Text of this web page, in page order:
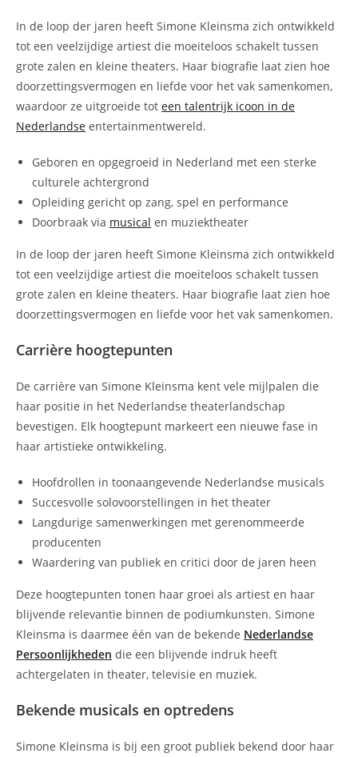
In de loop der jaren heeft Simone Kleinsma zich ontwikkeld
tot een veelzijdige artiest die moeiteloos schakelt tussen
grote zalen en kleine theaters. Haar biografie laat zien hoe
doorzettingsvermogen en liefde voor het vak samenkomen,
waardoor ze uitgroeide tot een talentrijk icoon in de
Nederlandse entertainmentwereld.
Geboren en opgegroeid in Nederland met een sterke
culturele achtergrond
Opleiding gericht op zang, spel en performance
Doorbraak via musical en muziektheater
In de loop der jaren heeft Simone Kleinsma zich ontwikkeld
tot een veelzijdige artiest die moeiteloos schakelt tussen
grote zalen en kleine theaters. Haar biografie laat zien hoe
doorzettingsvermogen en liefde voor het vak samenkomen.
Carrière hoogtepunten
De carrière van Simone Kleinsma kent vele mijlpalen die
haar positie in het Nederlandse theaterlandschap
bevestigen. Elk hoogtepunt markeert een nieuwe fase in
haar artistieke ontwikkeling.
Hoofdrollen in toonaangevende Nederlandse musicals
Succesvolle solovoorstellingen in het theater
Langdurige samenwerkingen met gerenommeerde
producenten
Waardering van publiek en critici door de jaren heen
Deze hoogtepunten tonen haar groei als artiest en haar
blijvende relevantie binnen de podiumkunsten. Simone
Kleinsma is daarmee één van de bekende Nederlandse
Persoonlijkheden die een blijvende indruk heeft
achtergelaten in theater, televisie en muziek.
Bekende musicals en optredens
Simone Kleinsma is bij een groot publiek bekend door haar